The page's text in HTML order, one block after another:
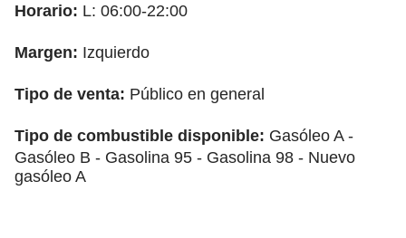
Horario: L: 06:00-22:00
Margen: Izquierdo
Tipo de venta: Público en general
Tipo de combustible disponible: Gasóleo A -
Gasóleo B - Gasolina 95 - Gasolina 98 - Nuevo
gasóleo A